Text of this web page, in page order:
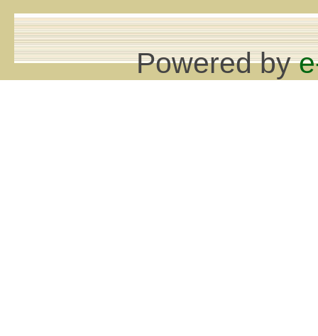
Powered by